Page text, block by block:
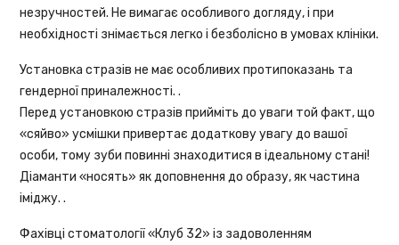
незручностей. Не вимагає особливого догляду, і при
необхідності знімається легко і безболісно в умовах клініки.
Установка стразів не має особливих протипоказань та
гендерної приналежності. .
Перед установкою стразів прийміть до уваги той факт, що
«сяйво» усмішки привертає додаткову увагу до вашої
особи, тому зуби повинні знаходитися в ідеальному стані!
Діаманти «носять» як доповнення до образу, як частина
іміджу. .
Фахівцістоматології«Клуб 32» із задоволенням